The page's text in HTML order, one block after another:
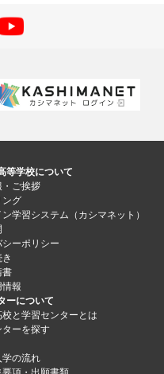
等学校について
・ご挨拶
ング
学習システム（カシマネット）
シーポリシー
書
報
ーについて
と学習センターとは
ターを探す
学の流れ